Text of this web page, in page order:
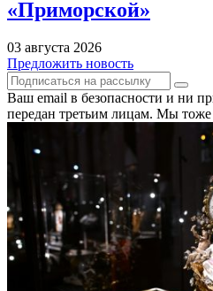
«Приморской»
03 августа 2026
Предложить новость
Ваш email в безопасности и ни
передан третьим лицам. Мы